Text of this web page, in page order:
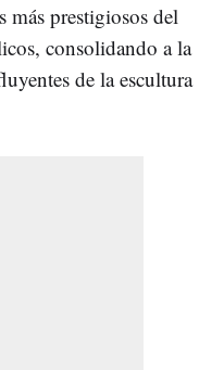
más prestigiosos del
consolidando a la
de la escultura